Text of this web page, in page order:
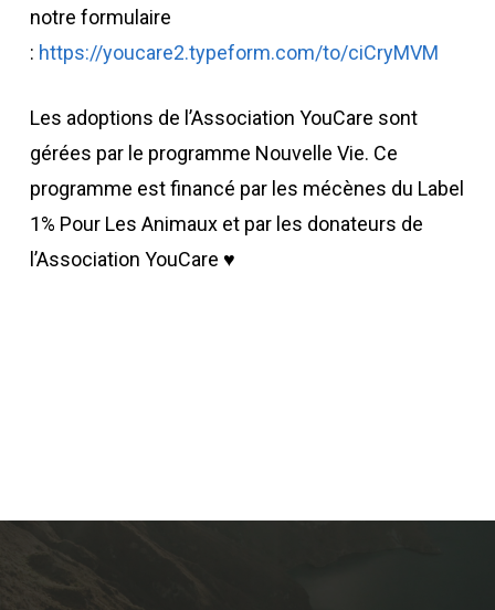
notre formulaire
: https://youcare2.typeform.com/to/ciCryMVM
Les adoptions de l’Association YouCare sont
gérées par le programme Nouvelle Vie. Ce
programme est financé par les mécènes du Label
1% Pour Les Animaux et par les donateurs de
l’Association YouCare ♥